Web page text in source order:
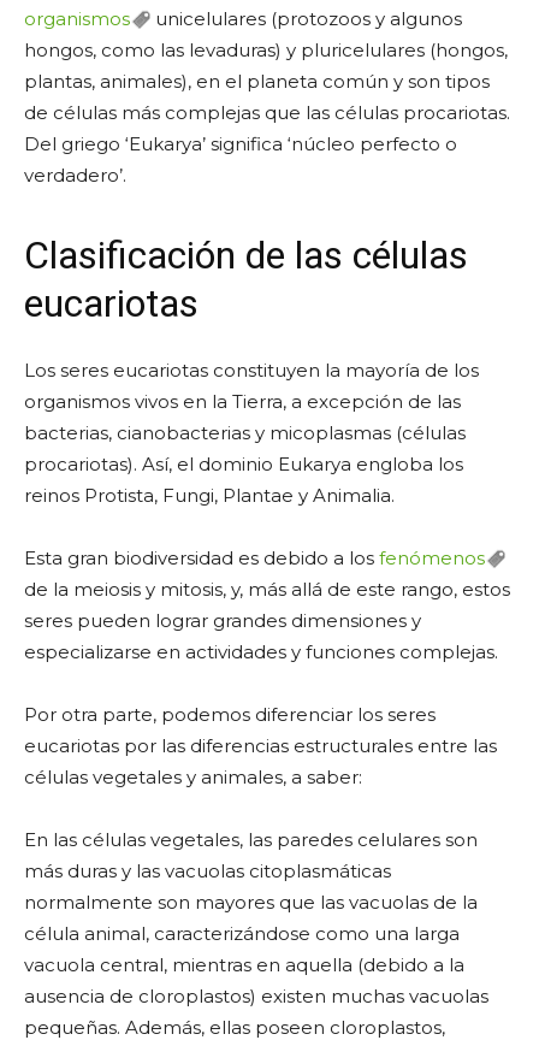
organismos
unicelulares (protozoos y algunos
hongos, como las levaduras) y pluricelulares (hongos,
plantas, animales), en el planeta común y son tipos
de células más complejas que las células procariotas.
Del griego ‘Eukarya’ significa ‘núcleo perfecto o
verdadero’.
Clasificación de las células
eucariotas
Los seres eucariotas constituyen la mayoría de los
organismos vivos en la Tierra, a excepción de las
bacterias, cianobacterias y micoplasmas (células
procariotas). Así, el dominio Eukarya engloba los
reinos Protista, Fungi, Plantae y Animalia.
Esta gran biodiversidad es debido a los fenómenos
de la meiosis y mitosis, y, más allá de este rango, estos
seres pueden lograr grandes dimensiones y
especializarse en actividades y funciones complejas.
Por otra parte, podemos diferenciar los seres
eucariotas por las diferencias estructurales entre las
células vegetales y animales, a saber:
En las células vegetales, las paredes celulares son
más duras y las vacuolas citoplasmáticas
normalmente son mayores que las vacuolas de la
célula animal, caracterizándose como una larga
vacuola central, mientras en aquella (debido a la
ausencia de cloroplastos) existen muchas vacuolas
pequeñas. Además, ellas poseen cloroplastos,